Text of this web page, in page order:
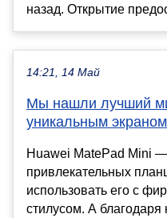
назад. Открытие
14:21, 14 Май
Мы нашли лучший
уникальным экраном
Huawei MatePad Mini —
привлекательных
использовать его с
стилусом. А благодаря